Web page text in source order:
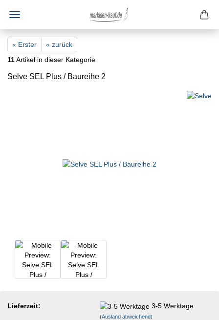
« Erster
« zurück
11Artikel in dieser Kategorie
Selve SEL Plus / Baureihe 2
Lieferzeit: 3-5 Werktage
(Ausland abweichend)